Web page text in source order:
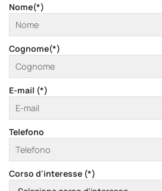
Nome(*)
Cognome(*)
E-mail (*)
Telefono
Corso d'interesse (*)